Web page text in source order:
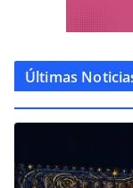
Últimas